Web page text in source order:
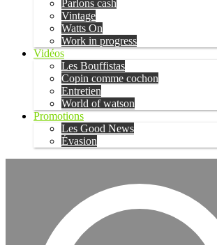
Parlons cash
Vintage
Watts On
Work in progress
Vidéos
Les Bouffistas
Copin comme cochon
Entretien
World of watson
Promotions
Les Good News
Évasion